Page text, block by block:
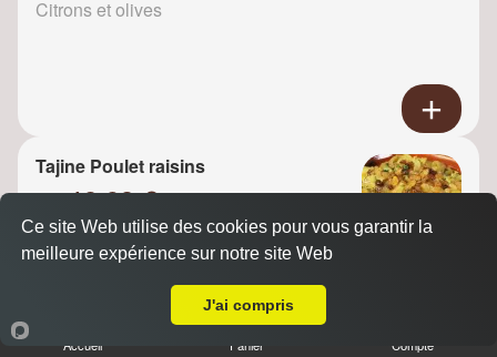
Citrons et olives
Tajine Poulet raisins
18.90 €
Accueil Panier Compte
Ce site Web utilise des cookies pour vous garantir la
meilleure expérience sur notre site Web
J'ai compris